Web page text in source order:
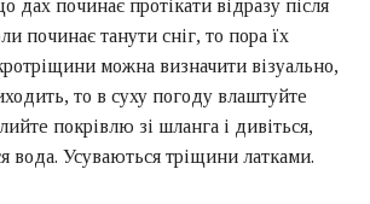
дах починає протікати відразу після
починає танути сніг, то пора їх
можна визначити візуально,
то в суху погоду влаштуйте
покрівлю зі шланга і дивіться,
вода. Усуваються тріщини латками.